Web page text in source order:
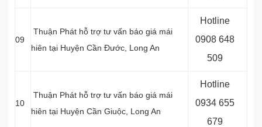
09
Thuận Phát hỗ trợ tư vấn báo giá mái
hiên tại Huyện Cần Đước , Long An
Hotline
0908 648
509
10
Thuận Phát hỗ trợ tư vấn báo giá mái
hiên tại Huyện Cần Giuộc , Long An
Hotline
0934 655
679